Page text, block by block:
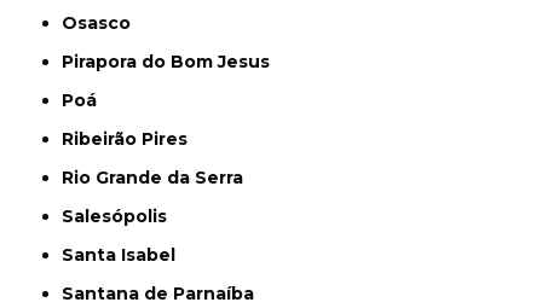
Osasco
Pirapora do Bom Jesus
Poá
Ribeirão Pires
Rio Grande da Serra
Salesópolis
Santa Isabel
Santana de Parnaíba